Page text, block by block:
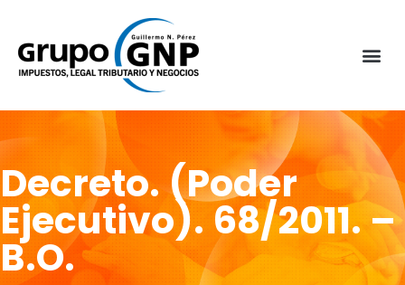
Decreto. (Poder
Ejecutivo). 68/2011. –
B.O.